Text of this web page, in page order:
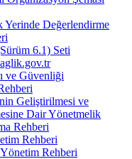
Yerinde Değerlendirme
6.1) Seti
ve Güvenliği
Geliştirilmesi ve
Dair Yönetmelik
Rehberi
Rehberi
Rehberi